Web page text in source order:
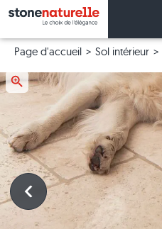
Page d'accueil Sol intérieur